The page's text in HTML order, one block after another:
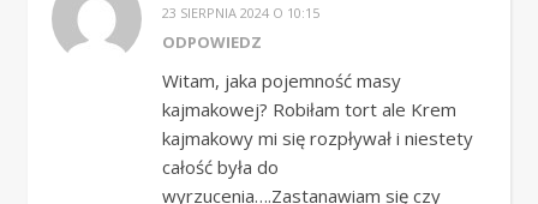
23 SIERPNIA 2024 O 10:15
ODPOWIEDZ
Witam, jaka pojemność masy
kajmakowej? Robiłam tort ale Krem
kajmakowy mi się rozpływał i niestety
całość była do
wyrzucenia….Zastanawiam się czy